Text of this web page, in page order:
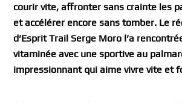
courir vite, affronter sans crainte les
et accélérer encore sans tomber. Le
d’Esprit Trail Serge Moro l’a
vitaminée avec une sportive au
impressionnant qui aime vivre vite et